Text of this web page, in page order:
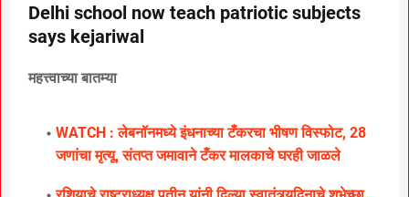
Delhi school now teach patriotic subjects
says kejariwal
महत्त्वाच्या बातम्या
WATCH : लेबनॉनमध्ये इंधनाच्या टँकरचा भीषण विस्फोट, 28
जणांचा मृत्यू, संतप्त जमावाने टँकर मालकाचे घरही जाळले